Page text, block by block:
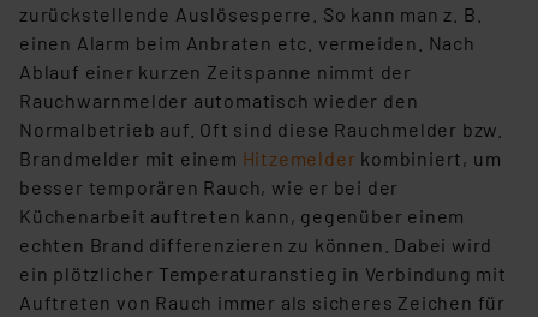
zurückstellende Auslösesperre. So kann man z. B.
einen Alarm beim Anbraten etc. vermeiden. Nach
Ablauf einer kurzen Zeitspanne nimmt der
Rauchwarnmelder automatisch wieder den
Normalbetrieb auf. Oft sind diese Rauchmelder bzw.
Brandmelder mit einem Hitzemelder kombiniert, um
besser temporären Rauch, wie er bei der
Küchenarbeit auftreten kann, gegenüber einem
echten Brand differenzieren zu können. Dabei wird
ein plötzlicher Temperaturanstieg in Verbindung mit
Auftreten von Rauch immer als sicheres Zeichen für